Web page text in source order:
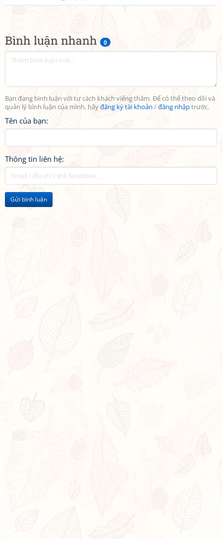
Bình luận nhanh 0
Bạn đang bình luận với tư cách khách viếng thăm. Để có thể theo dõi và
quản lý bình luận của mình, hãyđăng ký tài khoản /đăng nhậptrước.
Tên của bạn:
Thông tin liên hệ:
Gửi bình luận